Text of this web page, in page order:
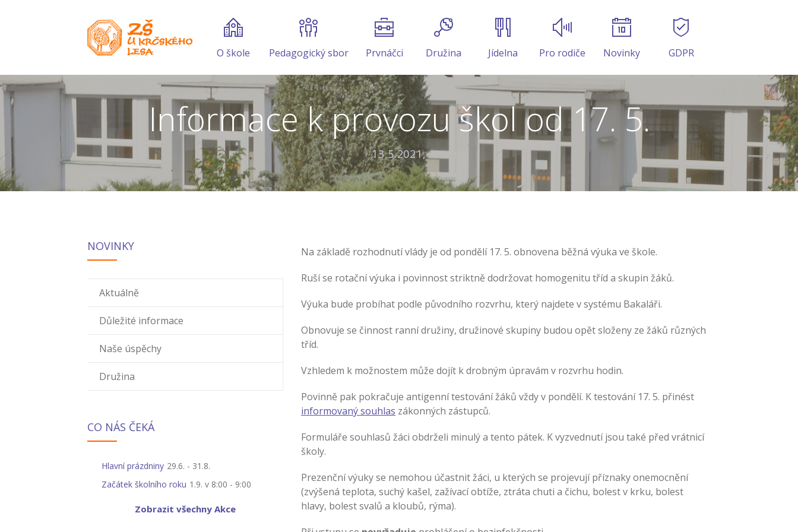
O škole Pedagogický sbor Prvnáčci Družina Jídelna Pro rodiče Novinky GDPR
Informace k provozu škol od 17. 5.
13.5.2021,
Na základě rozhodnutí vlády je od pondělí 17. 5. obnovena běžná výuka ve škole.
Ruší se rotační výuka i povinnost striktně dodržovat homogenitu tříd a skupin žáků.
Výuka bude probíhat podle původního rozvrhu, který najdete v systému Bakaláři.
Obnovuje se činnost ranní družiny, družinové skupiny budou opět složeny ze žáků různých
tříd.
Vzhledem k možnostem může dojít k drobným úpravám v rozvrhu hodin.
Povinně pak pokračuje antigenní testování žáků vždy v pondělí. K testování 17. 5. přinést
informovaný souhlas zákonných zástupců.
Formuláře souhlasů žáci obdrželi minulý a tento pátek. K vyzvednutí jsou také před vrátnicí
školy.
Prezenční výuky se nemohou účastnit žáci, u kterých se projevují příznaky onemocnění
(zvýšená teplota, suchý kašel, zažívací obtíže, ztráta chuti a čichu, bolest v krku, bolest
hlavy, bolest svalů a kloubů, rýma).
NOVINKY
Aktuálně
Důležité informace
Naše úspěchy
Družina
CO NÁS ČEKÁ
Hlavní prázdniny 29.6. - 31.8.
Začátek školního roku 1.9. v 8:00 - 9:00
Zobrazit všechny Akce